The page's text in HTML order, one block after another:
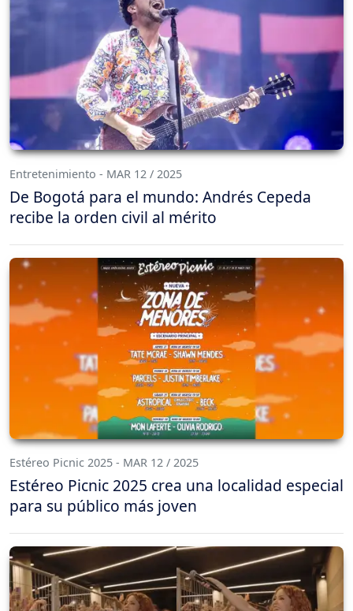
Entretenimiento - MAR 12 / 2025
De Bogotá para el mundo: Andrés Cepeda
recibe la orden civil al mérito
Estéreo Picnic 2025 - MAR 12 / 2025
Estéreo Picnic 2025 crea una localidad especial
para su público más joven